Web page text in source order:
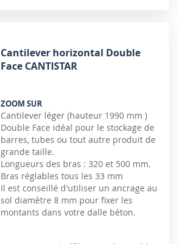
Cantilever horizontal Double
Face CANTISTAR
ZOOM SUR
Cantilever léger (hauteur 1990 mm )
Double Face idéal pour le stockage de
barres, tubes ou tout autre produit de
grande taille.
Longueurs des bras : 320 et 500 mm.
Bras réglables tous les 33 mm
Il est conseillé d'utiliser un ancrage au
sol diamètre 8 mm pour fixer les
montants dans votre dalle béton.